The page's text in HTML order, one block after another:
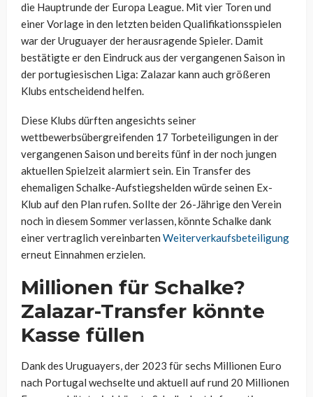
die Hauptrunde der Europa League. Mit vier Toren und
einer Vorlage in den letzten beiden Qualifikationsspielen
war der Uruguayer der herausragende Spieler. Damit
bestätigte er den Eindruck aus der vergangenen Saison in
der portugiesischen Liga: Zalazar kann auch größeren
Klubs entscheidend helfen.
Diese Klubs dürften angesichts seiner
wettbewerbsübergreifenden 17 Torbeteiligungen in der
vergangenen Saison und bereits fünf in der noch jungen
aktuellen Spielzeit alarmiert sein. Ein Transfer des
ehemaligen Schalke-Aufstiegshelden würde seinen Ex-
Klub auf den Plan rufen. Sollte der 26-Jährige den Verein
noch in diesem Sommer verlassen, könnte Schalke dank
einer vertraglich vereinbarten Weiterverkaufsbeteiligung
erneut Einnahmen erzielen.
Millionen für Schalke?
Zalazar-Transfer könnte
Kasse füllen
Dank des Uruguayers, der 2023 für sechs Millionen Euro
nach Portugal wechselte und aktuell auf rund 20 Millionen